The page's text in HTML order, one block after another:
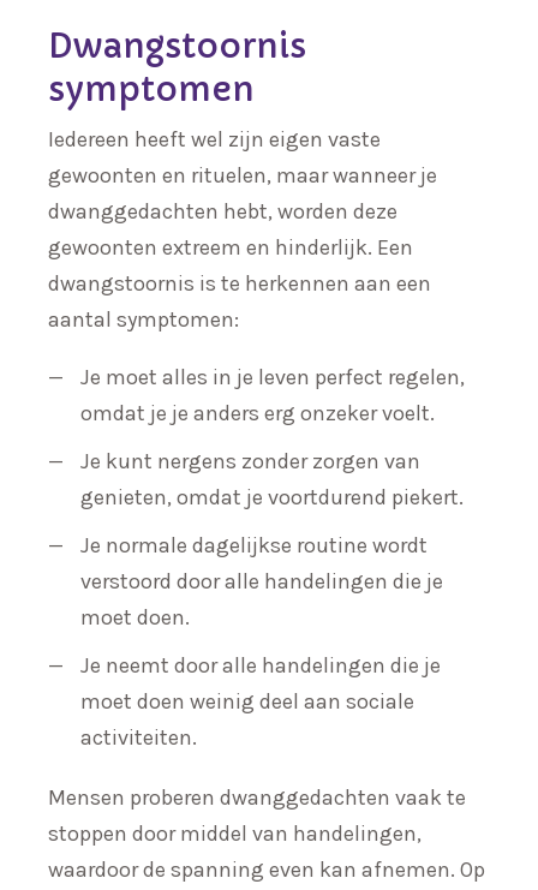
Dwangstoornis
symptomen
Iedereen heeft wel zijn eigen vaste
gewoonten en rituelen, maar wanneer je
dwanggedachten hebt, worden deze
gewoonten extreem en hinderlijk. Een
dwangstoornis is te herkennen aan een
aantal symptomen:
Je moet alles in je leven perfect regelen,
omdat je je anders erg onzeker voelt.
Je kunt nergens zonder zorgen van
genieten, omdat je voortdurend piekert.
Je normale dagelijkse routine wordt
verstoord door alle handelingen die je
moet doen.
Je neemt door alle handelingen die je
moet doen weinig deel aan sociale
activiteiten.
Mensen proberen dwanggedachten vaak te
stoppen door middel van handelingen,
waardoor de spanning even kan afnemen. Op